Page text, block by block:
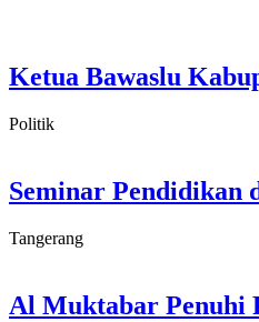
Ketua Bawaslu
Politik
Seminar Pendidikan
Tangerang
Al Muktabar Penuhi